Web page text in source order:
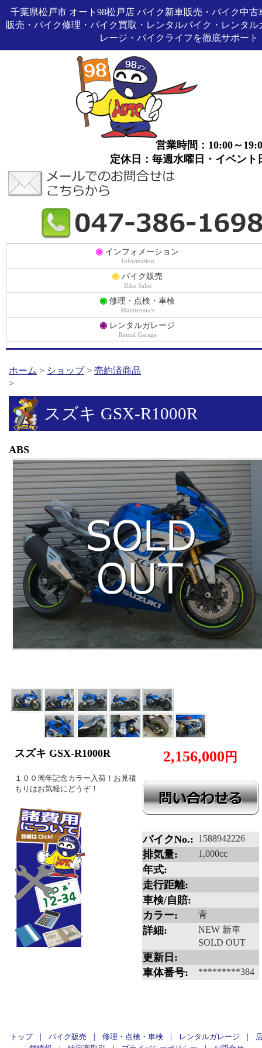
千葉県松戸市 オート98松戸店 バイク新車販売・バイク中古
販売・バイク修理・バイク買取・レンタルバイク・レンタル
レージ・バイクライフを徹底サポート
営業時間：10:00～
定休日：毎週水曜日・イベント
◉ インフォメーション
Information
◉ バイク販売
Bike Sales
◉ 修理・点検・車検
Maintenance
◉ レンタルガレージ
Rental Garage
ホーム > ショップ> 売約済商品
>
スズキ GSX-R1000R
ABS
スズキ GSX-R1000R
１００周年記念カラー入荷！お見積
もりはお気軽にどうぞ！
2,156,000 円
バイクNo.: 1588942226
排気量: 1,000cc
年式:
走行距離:
車検/自賠:
カラー:
青
詳細:
NEW 新車
SOLD OUT
更新日:
車体番号:
*********384
トップ|バイク販売 |修理・点検・車検 | レンタルガレージ |